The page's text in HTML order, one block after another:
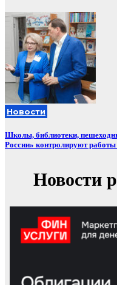
Новости
Школы, библиотеки,
России» контролируют